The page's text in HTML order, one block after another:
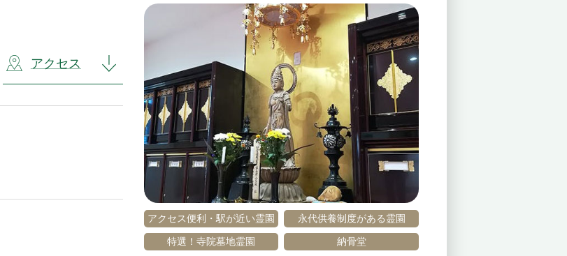
アクセス便利・駅が近い霊園 永代供養制度がある霊園
特選！寺院墓地霊園 納骨堂
アクセス